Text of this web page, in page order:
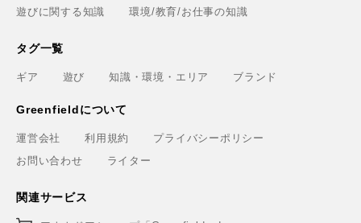
遊びに関する知識
環境/教育/お仕事の知識
タグ一覧
ギア 遊び 知識・環境・エリア ブランド
Greenfieldについて
運営会社 利用規約
プライバシーポリシー
お問い合わせ
ライター
関連サービス